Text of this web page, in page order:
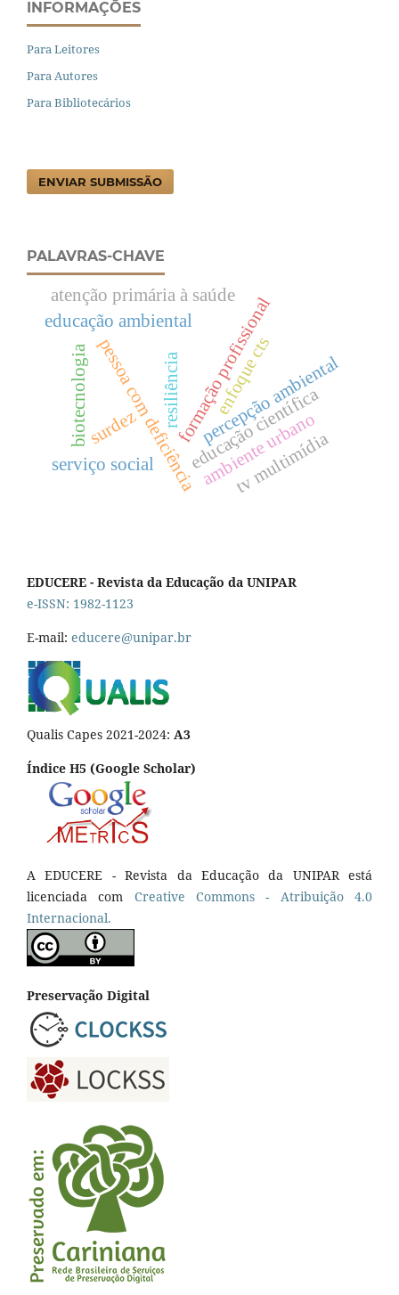
INFORMAÇÕES
Para Leitores
Para Autores
Para Bibliotecários
ENVIAR SUBMISSÃO
PALAVRAS-CHAVE
pessoa com deficiênciaformação profissional
serviço social
percepção ambiental
ambiente urbano
educação ambiental
educação científica
enfoque cts
atenção primária à saúde
tv multimídia
resiliência
surdez
biotecnologia
EDUCERE - Revista da Educação da UNIPAR
e-ISSN: 1982-1123
E-mail: educere@unipar.br
Qualis Capes 2021-2024: A3
Índice H5 (Google Scholar)
A EDUCERE - Revista da Educação da UNIPAR está
licenciada com Creative Commons - Atribuição 4.0
Internacional.
Preservação Digital